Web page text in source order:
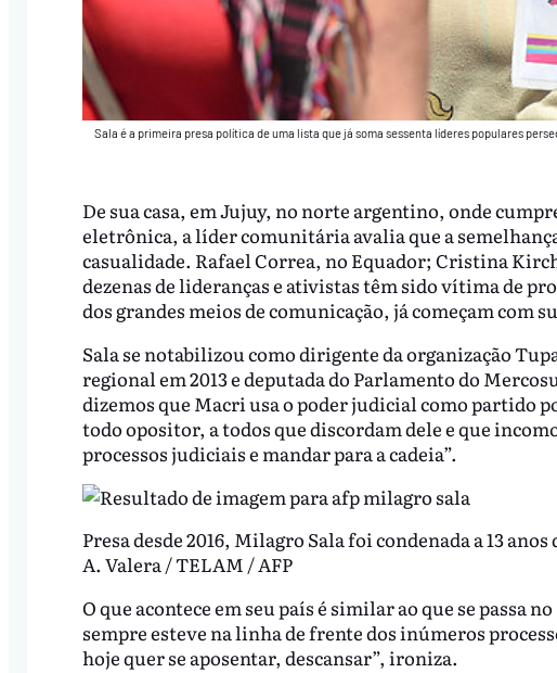
Sala é a primeira presa política de uma lista que já soma sessenta líderes populares
De sua casa, em Jujuy, no norte argentino, onde
eletrônica, a líder comunitária avalia que a
casualidade. Rafael Correa, no Equador; Cristina
dezenas de lideranças e ativistas têm sido vítima de
dos grandes meios de comunicação, já começam com
Sala se notabilizou como dirigente da organização
regional em 2013 e deputada do Parlamento do
dizemos que Macri usa o poder judicial como partido
todo opositor, a todos que discordam dele e que
processos judiciais e mandar para a cadeia”.
Presa desde 2016, Milagro Sala foi condenada a 13
A. Valera / TELAM / AFP
O que acontece em seu país é similar ao que se passa
sempre esteve na linha de frente dos inúmeros
hoje quer se aposentar, descansar”, ironiza.